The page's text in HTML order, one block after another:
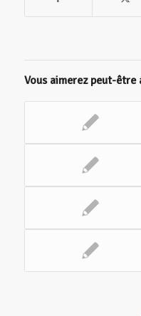
Vous aimerez peut-être